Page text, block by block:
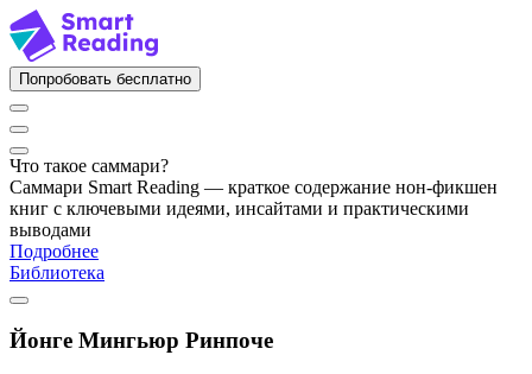
Попробовать бесплатно
Что такое саммари?
Саммари Smart Reading — краткое содержание нон-фикшен
книг с ключевыми идеями, инсайтами и практическими
выводами
Подробнее
Библиотека
Йонге Мингьюр Ринпоче